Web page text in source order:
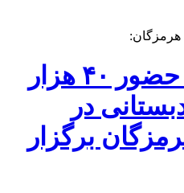
جشن غنچه ها با حضور ۴۰ هزار
در
برگزار